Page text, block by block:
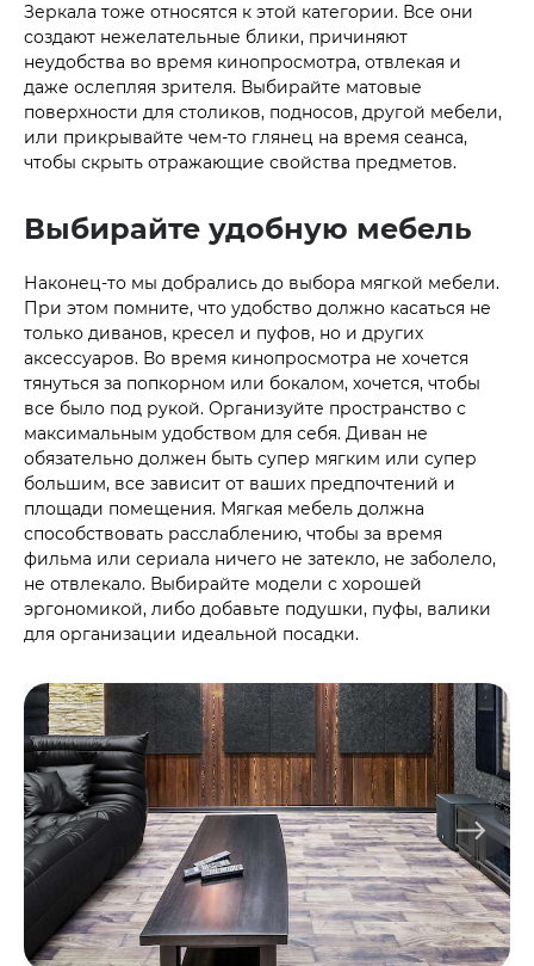
Зеркала тоже относятся к этой категории. Все они
создают нежелательные блики, причиняют
неудобства во время кинопросмотра, отвлекая и
даже ослепляя зрителя. Выбирайте матовые
поверхности для столиков, подносов, другой мебели,
или прикрывайте чем-то глянец на время сеанса,
чтобы скрыть отражающие свойства предметов.
Выбирайте удобную мебель
Наконец-то мы добрались до выбора мягкой мебели.
При этом помните, что удобство должно касаться не
только диванов, кресел и пуфов, но и других
аксессуаров. Во время кинопросмотра не хочется
тянуться за попкорном или бокалом, хочется, чтобы
все было под рукой. Организуйте пространство с
максимальным удобством для себя. Диван не
обязательно должен быть супер мягким или супер
большим, все зависит от ваших предпочтений и
площади помещения. Мягкая мебель должна
способствовать расслаблению, чтобы за время
фильма или сериала ничего не затекло, не заболело,
не отвлекало. Выбирайте модели с хорошей
эргономикой, либо добавьте подушки, пуфы, валики
для организации идеальной посадки.